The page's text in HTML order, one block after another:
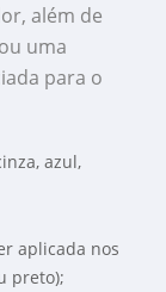
além de
uma
para o
azul,
aplicada nos
preto);